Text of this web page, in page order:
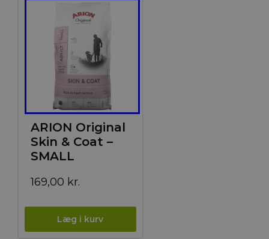
ARION Original
Skin & Coat –
SMALL
169,00 kr.